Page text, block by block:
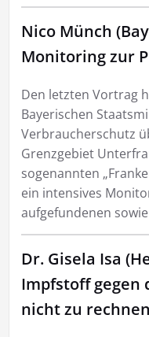
Nico Münch
Monitoring zur
Den letzten Vortrag
Bayerischen
Verbraucherschutz
Grenzgebiet
sogenannten
ein intensives
aufgefundenen
Dr. Gisela Isa
Impfstoff gegen
nicht zu